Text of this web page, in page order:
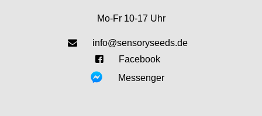
Mo-Fr 10-17 Uhr
info@sensoryseeds.de
Facebook
Messenger